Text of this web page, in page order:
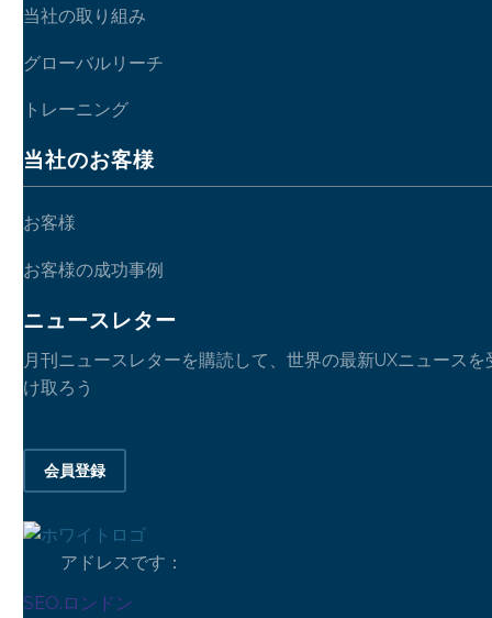
当社の取り組み
グローバルリーチ
トレーニング
当社のお客様
お客様
お客様の成功事例
ニュースレター
月刊ニュースレターを購読して、世界の最新UXニュースを
け取ろう
会員登録
アドレスです：
SEO.ロンドン